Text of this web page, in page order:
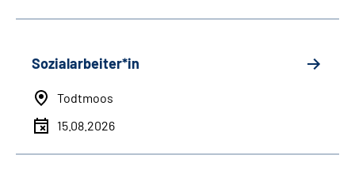
Sozialarbeiter*in
Todtmoos
15.08.2026